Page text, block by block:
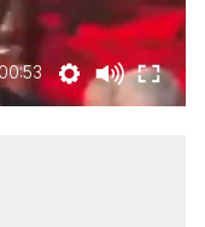
00:53